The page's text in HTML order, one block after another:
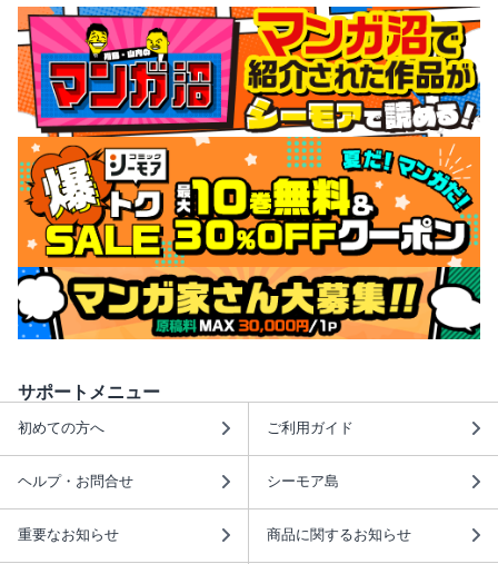
サポートメニュー
初めての方へ ご利用ガイド
ヘルプ・お問合せ シーモア島
重要なお知らせ 商品に関するお知らせ